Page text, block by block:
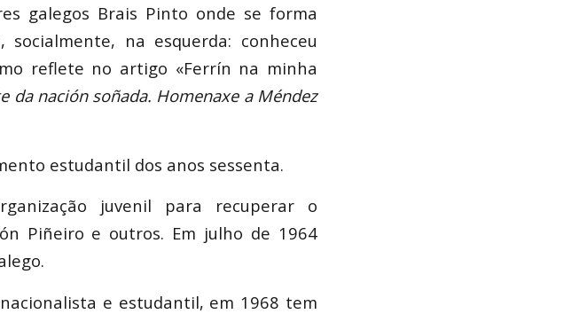
galegos Brais Pinto onde se forma
na esquerda: conheceu
reflete no artigo «Ferrín na minha
da nación soñada. Homenaxe a Méndez
estudantil dos anos sessenta.
juvenil para recuperar o
Piñeiro e outros. Em julho de 1964
e estudantil, em 1968 tem